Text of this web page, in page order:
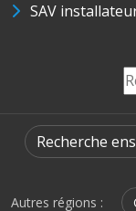
SAV
Recherche
Autres régions :